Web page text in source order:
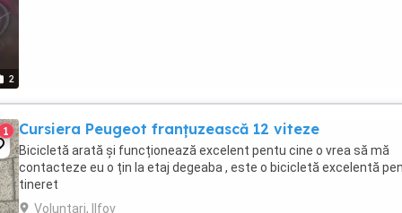
2
1 Cursiera Peugeot franțuzească 12 viteze
Bicicletă arată și funcționează excelent pentu cine o vrea să mă
contacteze eu o țin la etaj degeaba , este o bicicletă excelentă
tineret
Voluntari, Ilfov